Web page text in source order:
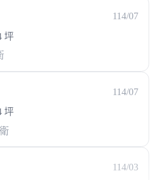
114/07
坪
114/07
坪
114/03